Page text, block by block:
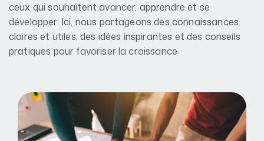
ceux qui souhaitent avancer, apprendre et se
développer. Ici, nous partageons des connaissances
claires et utiles, des idées inspirantes et des conseils
pratiques pour favoriser la croissance